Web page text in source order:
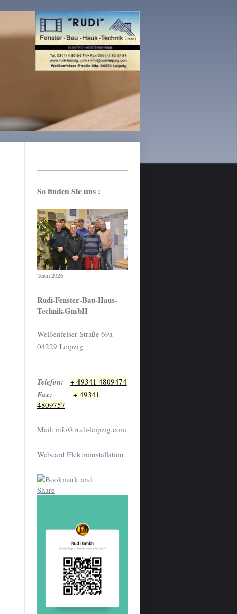
So finden Sie uns :
Team 2026
Rudi-Fenster-Bau-Haus-
Technik-GmbH
Weißenfelser Straße 69a
04229 Leipzig
Telefon: + 49341 4809474
Fax: + 49341
4809757
Mail: info@rudi-leipzig.com
Webcard Elektroinstallation